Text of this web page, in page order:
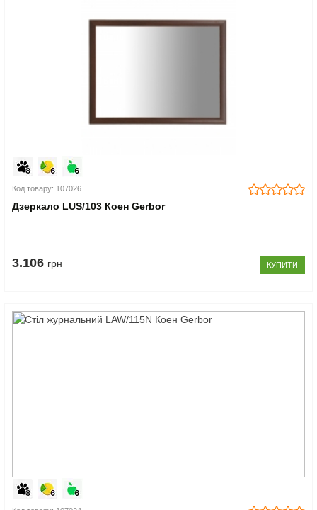
Код товару: 107026
Дзеркало LUS/103 Коен Gerbor
3.106 грн КУПИТИ